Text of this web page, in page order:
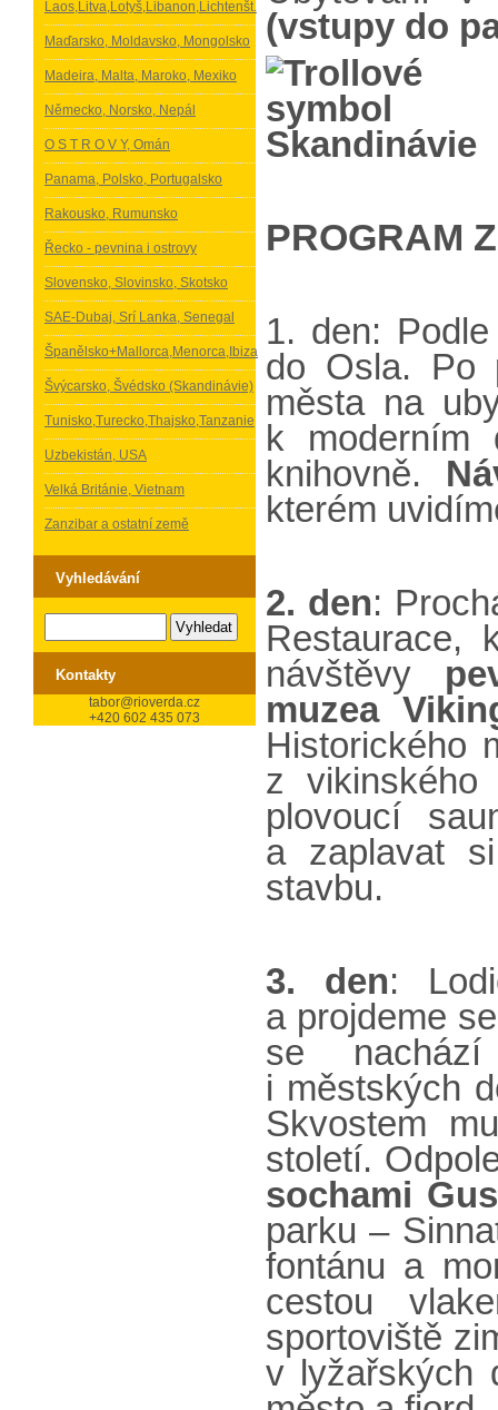
Laos,Litva,Lotyš,Libanon,Lichtenšt.
Maďarsko, Moldavsko, Mongolsko
Madeira, Malta, Maroko, Mexiko
Německo, Norsko, Nepál
O S T R O V Y, Omán
Panama, Polsko, Portugalsko
Rakousko, Rumunsko
Řecko - pevnina i ostrovy
Slovensko, Slovinsko, Skotsko
SAE-Dubaj, Srí Lanka, Senegal
Španělsko+Mallorca,Menorca,Ibiza
Švýcarsko, Švédsko (Skandinávie)
Tunisko,Turecko,Thajsko,Tanzanie
Uzbekistán, USA
Velká Británie, Vietnam
Zanzibar a ostatní země
Vyhledávání
Kontakty
tabor@rioverda.cz
+420 602 435 073
(vstupy do
PROGRAM
1. den:
do Osla. Po
města na
k moderním
knihovně.
kterém
2. den:
Restaurace,
návštěvy
muzea
Historického
z vikinského
plovoucí
a zaplavat
stavbu.
3. den:
a projdeme
se
i městských
Skvostem
století.
sochami
parku –
fontánu a
cestou
sportoviště
v lyžařských